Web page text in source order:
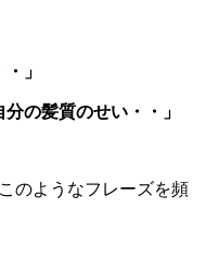
」
の髪質のせい・・」
のようなフレーズを頻